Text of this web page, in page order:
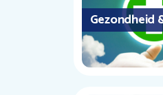
Gezondheid